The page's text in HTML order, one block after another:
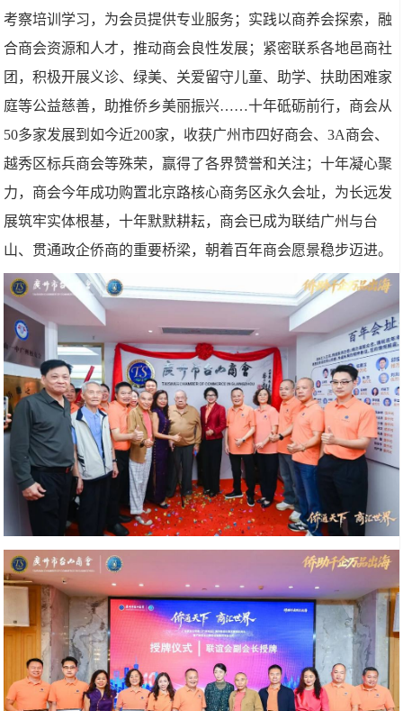
考察培训学习，为会员提供专业服务；实践以商养会探索，融
合商会资源和人才，推动商会良性发展；紧密联系各地邑商社
团，积极开展义诊、绿美、关爱留守儿童、助学、扶助困难家
庭等公益慈善，助推侨乡美丽振兴……十年砥砺前行，商会从
50多家发展到如今近200家，收获广州市四好商会、3A商会、
越秀区标兵商会等殊荣，赢得了各界赞誉和关注；十年凝心聚
力，商会今年成功购置北京路核心商务区永久会址，为长远发
展筑牢实体根基，十年默默耕耘，商会已成为联结广州与台
山、贯通政企侨商的重要桥梁，朝着百年商会愿景稳步迈进。